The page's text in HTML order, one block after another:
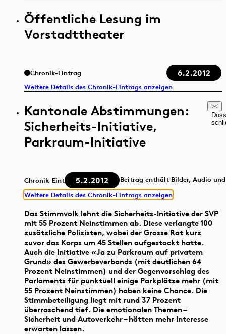
Öffentliche Lesung im
Vorstadttheater
Chronik-Eintrag 6.2.2012
Weitere Details des Chronik-Eintrags anzeigen
Kantonale Abstimmungen:
Sicherheits-Initiative,
Parkraum-Initiative
Chronik-Eintrag 5.2.2012
Beitrag enthält Bilder, Audio
Weitere Details des Chronik-Eintrags anzeigen
Das Stimmvolk lehnt die Sicherheits-Initiative der SVP
mit 55 Prozent Neinstimmen ab. Diese verlangte 100
zusätzliche Polizisten, wobei der Grosse Rat kurz
zuvor das Korps um 45 Stellen aufgestockt hatte.
Auch die Initiative «Ja zu Parkraum auf privatem
Grund» des Gewerbeverbands (mit deutlichen 64
Prozent Neinstimmen) und der Gegenvorschlag des
Parlaments für punktuell einige Parkplätze mehr (mit
55 Prozent Neinstimmen) haben keine Chance. Die
Stimmbeteiligung liegt mit rund 37 Prozent
überraschend tief. Die emotionalen Themen –
Sicherheit und Autoverkehr – hätten mehr Interesse
erwarten lassen.